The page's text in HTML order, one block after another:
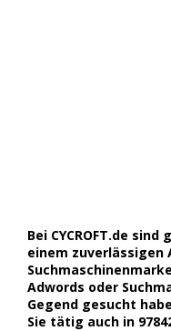
Bei CYCROFT.de
einem
Adwords oder
Gegend gesucht
Sie tätig auch in